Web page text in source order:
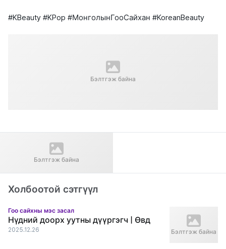
#KBeauty #KPop #МонголынГооСайхан #KoreanBeauty
Бэлтгэж байна
Дараагийн нийтлэл
Lienjang гоо сайхны мэс засал
- Солонгосын шилдэг
Бэлтгэж байна
Холбоотой сэтгүүл
Гоо сайхны мэс засал
Нүдний доорх уутны дүүргэгч | Өвд
2025.12.26 Бэлтгэж байна